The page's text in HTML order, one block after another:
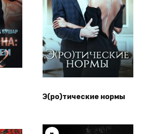
Э(ро)тические нормы